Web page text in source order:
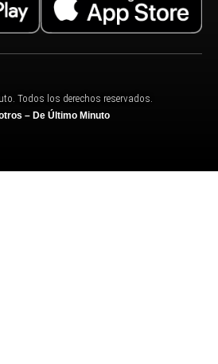
Todos los derechos reservados.
– De Último Minuto